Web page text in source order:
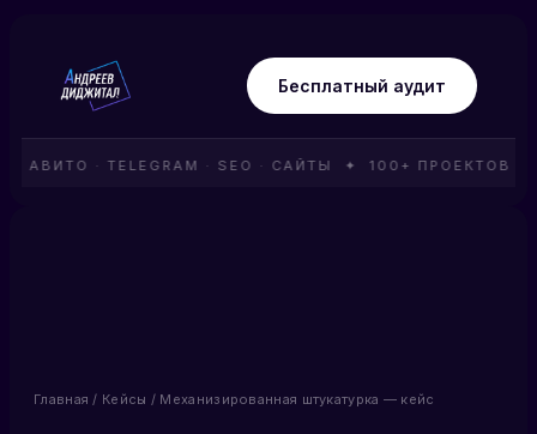
Бесплатный аудит
· TELEGRAM · SEO · САЙТЫ ✦ 100+ ПРОЕКТОВ
Главная / Кейсы / Механизированная штукатурка — кейс